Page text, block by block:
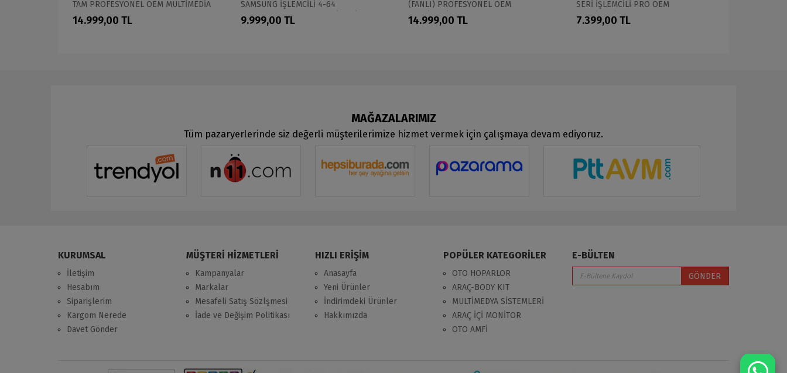
TAM PROFESYONEL OEM MULTİMEDİA
14.999,00 TL
SAMSUNG İŞLEMCİLİ 4-64
PROFESYONEL OEM MULTİMEDİA
9.999,00 TL
(FANLI) PROFESYONEL OEM
MULTİMEDİA
14.999,00 TL
SERİ İŞLEMCİLİ PRO OEM
MULTİMEDİA
7.399,00 TL
MAĞAZALARIMIZ
Tüm pazaryerlerinde siz değerli müşterilerimize hizmet vermek için çalışmaya devam ediyoruz.
KURUMSAL
İletişim
Hesabım
Siparişlerim
Kargom Nerede
Davet Gönder
MÜŞTERİ HİZMETLERİ
Kampanyalar
Markalar
Mesafeli Satış Sözlşmesi
İade ve Değişim Politikası
HIZLI ERİŞİM
Anasayfa
Yeni Ürünler
İndirimdeki Ürünler
Hakkımızda
POPÜLER KATEGORİLER
OTO HOPARLOR
ARAÇ-BODY KIT
MULTİMEDYA SİSTEMLERİ
ARAÇ İÇİ MONİTOR
OTO AMFİ
E-BÜLTEN
GÖNDER